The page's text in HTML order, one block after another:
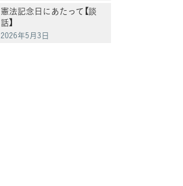
憲法記念日にあたって【談
話】
2026年5月3日